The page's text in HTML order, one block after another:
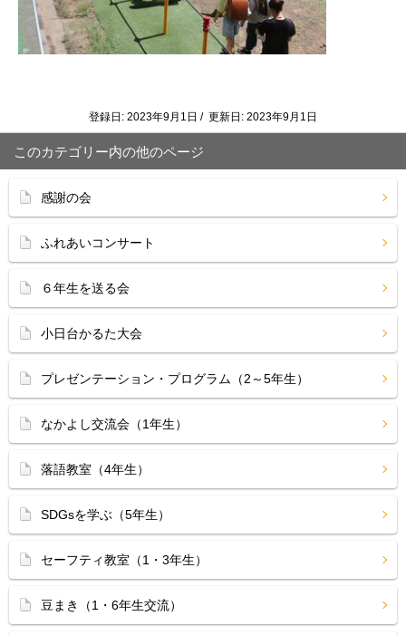
登録日: 2023年9月1日 / 更新日: 2023年9月1日
このカテゴリー内の他のページ
感謝の会
ふれあいコンサート
６年生を送る会
小日台かるた大会
プレゼンテーション・プログラム（2～5年生）
なかよし交流会（1年生）
落語教室（4年生）
SDGsを学ぶ（5年生）
セーフティ教室（1・3年生）
豆まき（1・6年生交流）